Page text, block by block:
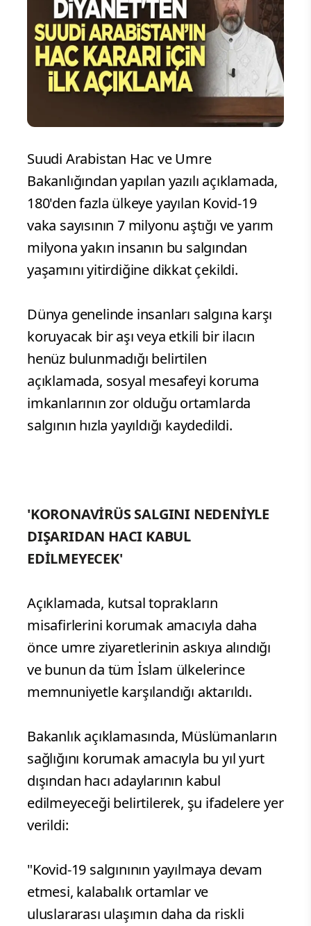
Suudi Arabistan Hac ve Umre
Bakanlığından yapılan yazılı açıklamada,
180'den fazla ülkeye yayılan Kovid-19
vaka sayısının 7 milyonu aştığı ve yarım
milyona yakın insanın bu salgından
yaşamını yitirdiğine dikkat çekildi.
Dünya genelinde insanları salgına karşı
koruyacak bir aşı veya etkili bir ilacın
henüz bulunmadığı belirtilen
açıklamada, sosyal mesafeyi koruma
imkanlarının zor olduğu ortamlarda
salgının hızla yayıldığı kaydedildi.
'KORONAVİRÜS SALGINI NEDENİYLE
DIŞARIDAN HACI KABUL
EDİLMEYECEK'
Açıklamada, kutsal toprakların
misafirlerini korumak amacıyla daha
önce umre ziyaretlerinin askıya alındığı
ve bunun da tüm İslam ülkelerince
memnuniyetle karşılandığı aktarıldı.
Bakanlık açıklamasında, Müslümanların
sağlığını korumak amacıyla bu yıl yurt
dışından hacı adaylarının kabul
edilmeyeceği belirtilerek, şu ifadelere yer
verildi:
"Kovid-19 salgınının yayılmaya devam
etmesi, kalabalık ortamlar ve
uluslararası ulaşımın daha da riskli